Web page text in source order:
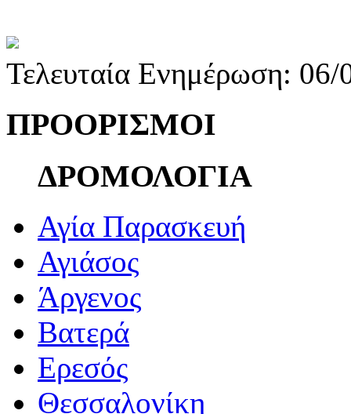
Τελευταία Ενημέρωση:
ΠΡΟΟΡΙΣΜΟΙ
ΔΡΟΜΟΛΟΓΙΑ
Αγία Παρασκευή
Αγιάσος
Άργενος
Βατερά
Ερεσός
Θεσσαλονίκη